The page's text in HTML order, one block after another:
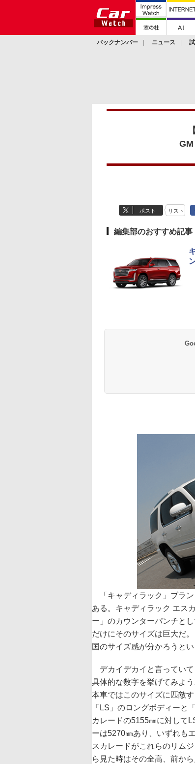
バックナンバー ニュース
GM
ポスト リスト
編集部のおすすめ記事
「キャディラック」ブラン
ある。キャディラック エス
ー」のカウンターパンチと
だけにそのサイズは巨大だ
国のサイズ感が分かろうとい
デカイデカイと言ってい
具体的な数字を挙げてみよ
本車ではこのサイズに匹敵
「LS」のロングボディーと
カレードの5155㎜に対して
ーは5270㎜あり、いずれも
スカレードがこれらのリム
ら見た時はその全高、前か